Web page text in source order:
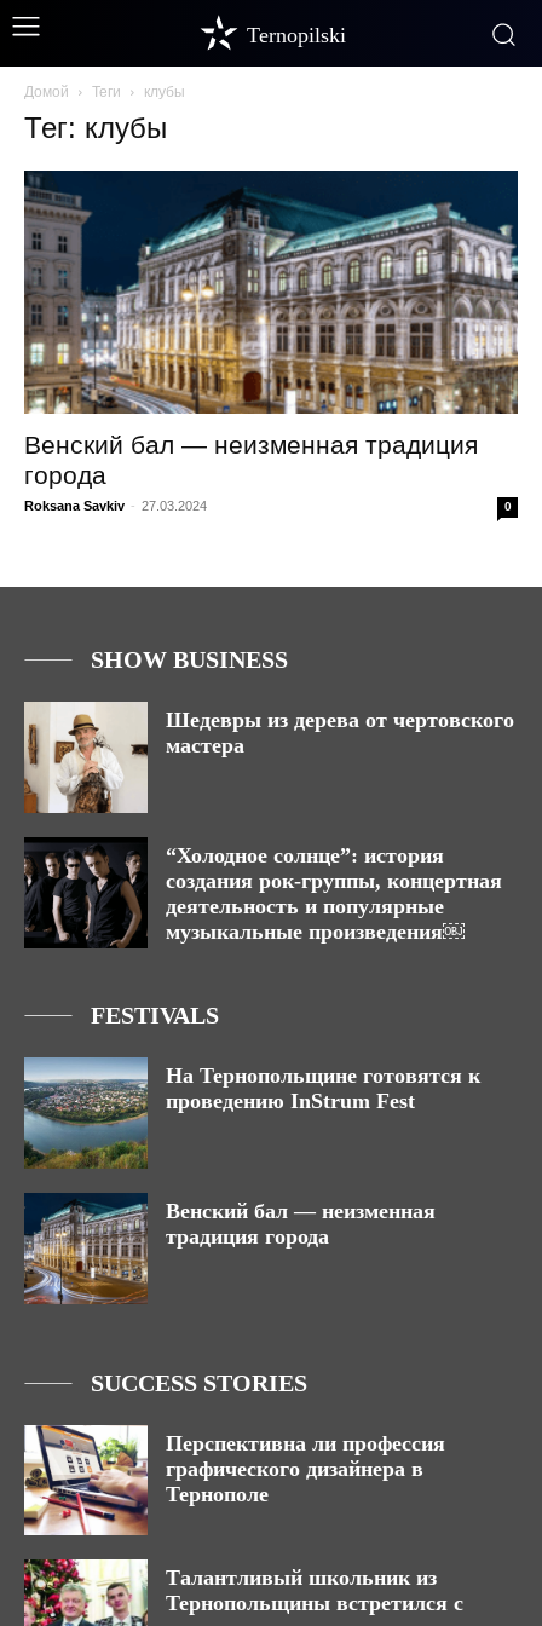
Ternopilski
Домой Теги клубы
Тег: клубы
Венский бал — неизменная традиция
города
Roksana Savkiv - 27.03.2024 0
SHOW BUSINESS
Шедевры из дерева от чертовского
мастера
“Холодное солнце”: история
создания рок-группы, концертная
деятельность и популярные
музыкальные произведения￼
FESTIVALS
На Тернопольщине готовятся к
проведению InStrum Fest
Венский бал — неизменная
традиция города
SUCCESS STORIES
Перспективна ли профессия
графического дизайнера в
Тернополе
Талантливый школьник из
Тернопольщины встретился с